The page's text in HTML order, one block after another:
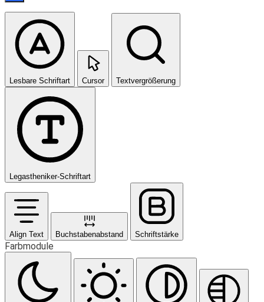
Lesbare Schriftart Cursor Textvergrößerung
Legastheniker-Schriftart
Align Text Buchstabenabstand Schriftstärke
Farbmodule